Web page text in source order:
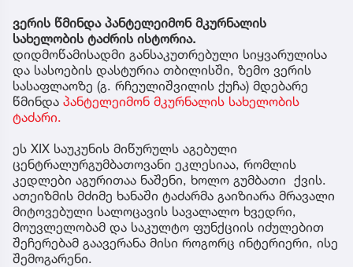
ვერის წმინდა პანტელეიმონ მკურნალის
სახელობის ტაძრის ისტორია.
დიდმოწამისადმი განსაკუთრებული სიყვარულისა
და სასოების დასტურია თბილისში, ზემო ვერის
სასაფლაოზე (გ. რჩეულიშვილის ქუჩა) მდებარე
წმინდა პანტელეიმონ მკურნალის სახელობის
ტაძარი.
ეს XIX საუკუნის მიწურულს აგებული
ცენტრალურგუმბათოვანი ეკლესიაა, რომლის
კედლები აგურითაა ნაშენი, ხოლო გუმბათი ქვის.
ათეიზმის მძიმე ხანაში ტაძარმა გაიზიარა მრავალი
მიტოვებული სალოცავის სავალალო ხვედრი,
მოუვლელობამ და საკულტო ფუნქციის იძულებით
შეჩერებამ გაავერანა მისი როგორც ინტერიერი, ისე
შემოგარენი.